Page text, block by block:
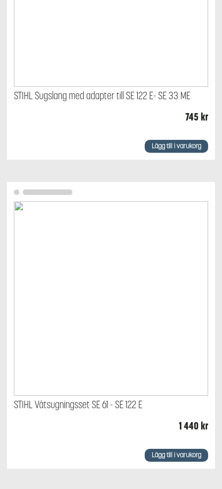
STIHL Sugslang med adapter till SE 122 E- SE 33 ME
745 kr
Lägg till i varukorg
STIHL Våtsugningsset SE 61 - SE 122 E
1 440 kr
Lägg till i varukorg